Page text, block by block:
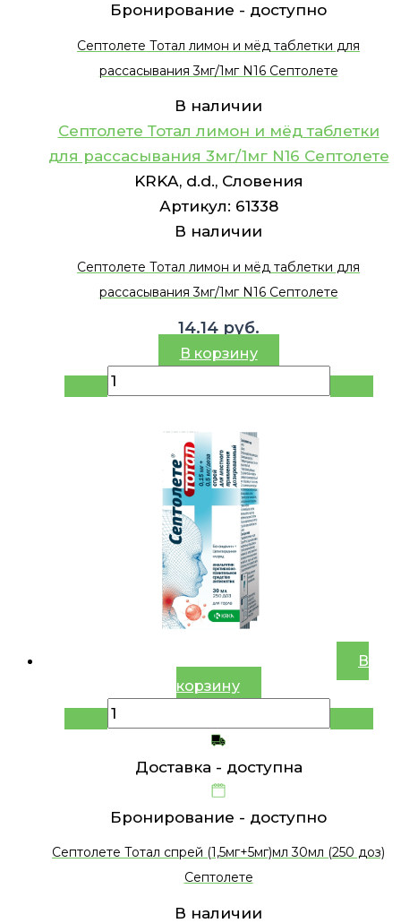
Бронирование - доступно
Септолете Тотал лимон и мёд таблетки для
рассасывания 3мг/1мг N16 Септолете
В наличии
Септолете Тотал лимон и мёд таблетки
для рассасывания 3мг/1мг N16 Септолете
KRKA, d.d., Словения
Артикул: 61338
В наличии
Септолете Тотал лимон и мёд таблетки для
рассасывания 3мг/1мг N16 Септолете
14.14 руб.
В корзину
В
корзину
Доставка - доступна
Бронирование - доступно
Септолете Тотал спрей (1,5мг+5мг)мл 30мл (250 доз)
Септолете
В наличии